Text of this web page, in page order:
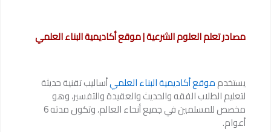
مصادر تعلم العلوم الشرعية | موقع أكاديمية البناء العلمي
يستخدمموقع أكاديمية البناء العلميأساليب تقنية حديثة
لتعليم الطلاب الفقه والحديث والعقيدة والتفسير، وهو
مخصص للمسلمين في جميع أنحاء العالم، وتكون مدته 6
أعوام.